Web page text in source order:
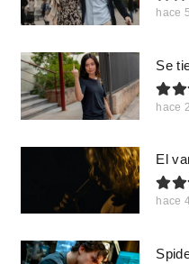
hace
Se
hace
El
hace